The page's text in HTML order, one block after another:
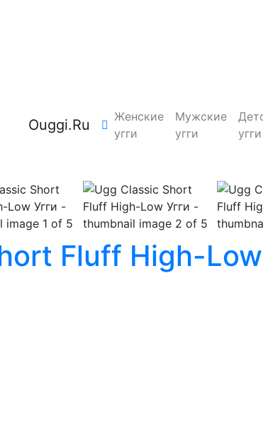
Ouggi.Ru
Женские
угги
Мужские
угги
угги
Fluff High-Low